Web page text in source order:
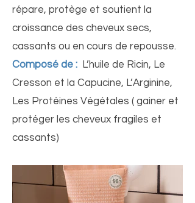
répare, protège et soutient la
croissance des cheveux secs,
cassants ou en cours de repousse.
Composé de :
L’huile de Ricin, Le
Cresson et la Capucine, L’Arginine,
Les Protéines Végétales ( gainer et
protéger les cheveux fragiles et
cassants)